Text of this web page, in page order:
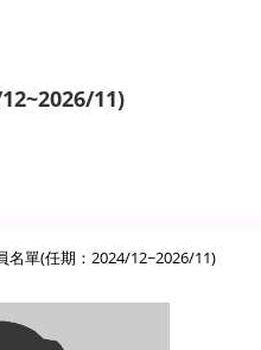
11)
名單(任期：2024/12~2026/11)